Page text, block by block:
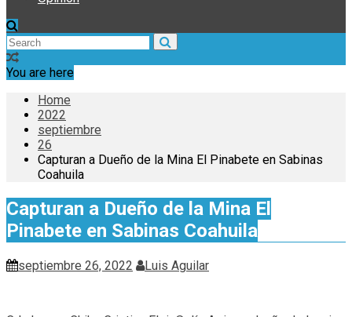
You are here
Home
2022
septiembre
26
Capturan a Dueño de la Mina El Pinabete en Sabinas
Coahuila
Capturan a Dueño de la Mina El
Pinabete en Sabinas Coahuila
septiembre 26, 2022 Luis Aguilar